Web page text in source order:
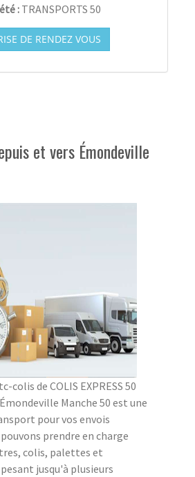
:TRANSPORTS 50
DE RENDEZ VOUS
et vers Émondeville
colis de COLIS EXPRESS 50
Manche 50 est une
pour vos envois
prendre en charge
colis, palettes et
jusqu'à plusieurs